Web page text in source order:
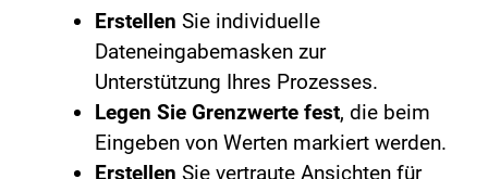
Erstellen Sie individuelle
Dateneingabemasken zur
Unterstützung Ihres Prozesses.
Legen Sie Grenzwerte fest, die beim
Eingeben von Werten markiert werden.
Erstellen Sie vertraute Ansichten für